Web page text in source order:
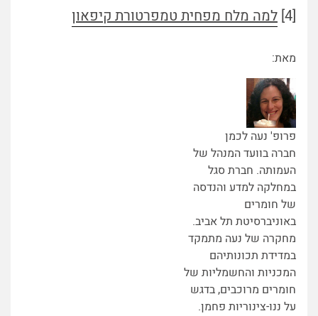
[4]
למה מלח מפחית טמפרטורת קיפאון
מאת:
פרופ' נעה לכמן
חברה בוועד המנהל של
העמותה. חברת סגל
במחלקה למדע והנדסה
של חומרים
באוניברסיטת תל אביב.
מחקרה של נעה מתמקד
במדידת תכונותיהם
המכניות והחשמליות של
חומרים מרוכבים, בדגש
על ננו-צינוריות פחמן.